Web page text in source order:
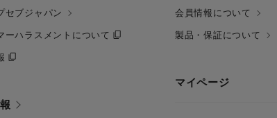
セブジャパン
ーハラスメントについて
会員情報について
製品・保証について
マイページ